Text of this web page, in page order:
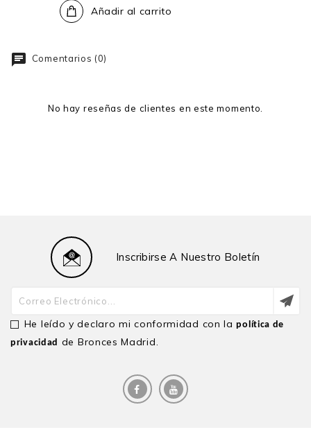
Añadir al carrito
Comentarios (0)
No hay reseñas de clientes en este momento.
Inscribirse A Nuestro Boletín
He leído y declaro mi conformidad con lapolítica de
privacidad de Bronces Madrid.